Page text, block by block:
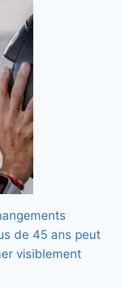
de 45 ans peut
visiblement